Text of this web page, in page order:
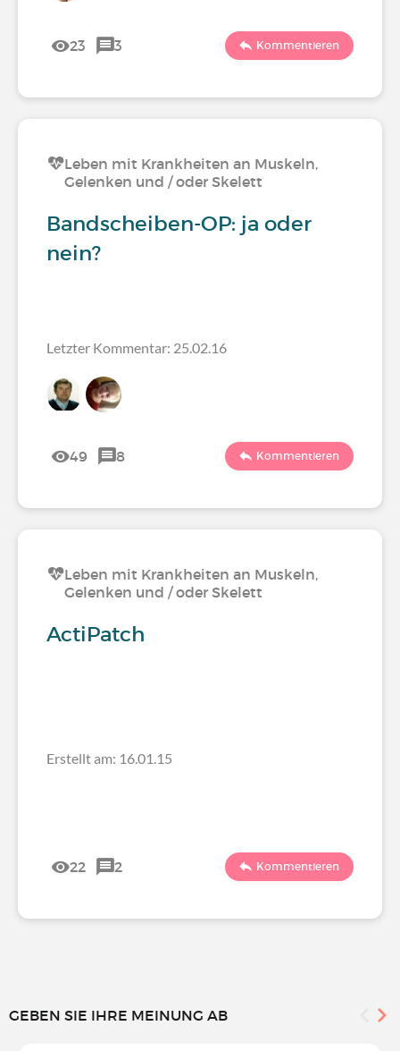
23 3 Kommentieren
Leben mit Krankheiten an Muskeln,
Gelenken und / oder Skelett
Bandscheiben-OP: ja oder
nein?
Letzter Kommentar: 25.02.16
49 8 Kommentieren
Leben mit Krankheiten an Muskeln,
Gelenken und / oder Skelett
ActiPatch
Erstellt am: 16.01.15
22 2 Kommentieren
GEBEN SIE IHRE MEINUNG AB